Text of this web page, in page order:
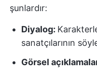
şunlardır:
Diyalog:
sanatçılarının
Görsel